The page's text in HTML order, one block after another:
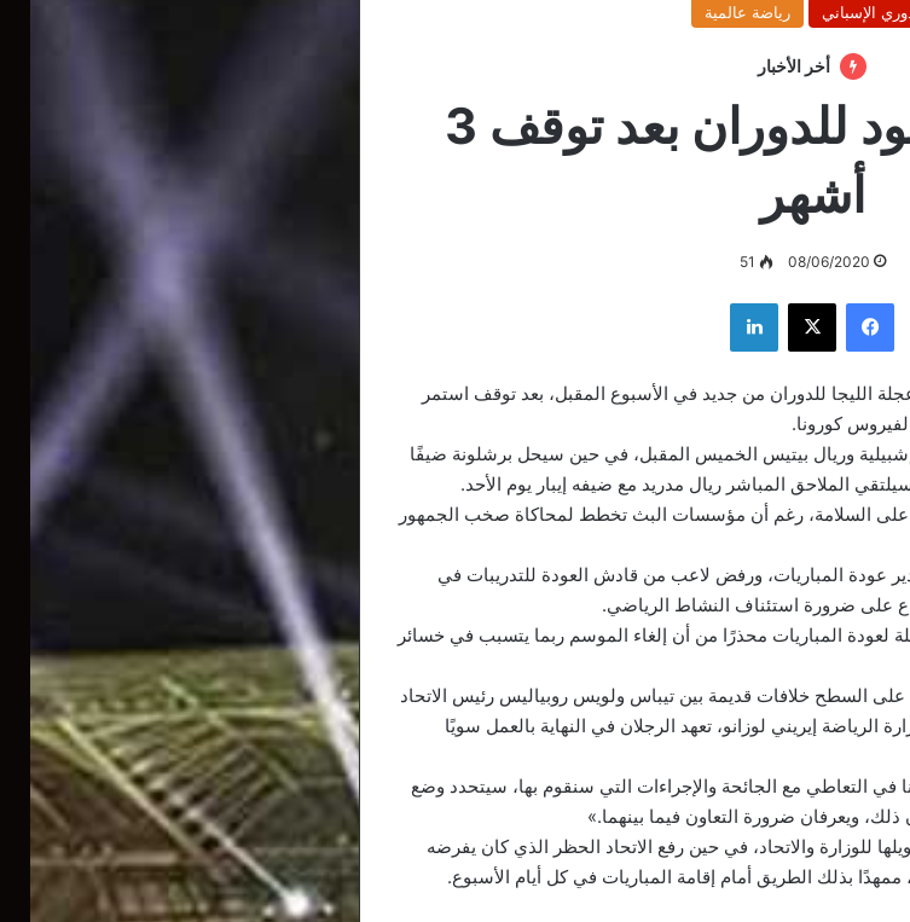
الإسباني رياضة عالمية
أخر الأخبار
عجلة الليجا تعود للدوران بعد توقف 3
أشهر
08/06/2020
51
فيسبوك ‫X لينكدإن
الليجا للدوران من جديد في الأسبوع المقبل، بعد توقف استمر
وريال بيتيس الخميس المقبل، في حين سيحل برشلونة ضيفًا
الملاحق المباشر ريال مدريد مع ضيفه إيبار يوم الأحد.
على السلامة، رغم أن مؤسسات البث تخطط لمحاكاة صخب الجمهور
عودة المباريات، ورفض لاعب من قادش العودة للتدريبات في
على ضرورة استئناف النشاط الرياضي.
لعودة المباريات محذرًا من أن إلغاء الموسم ربما يتسبب في خسائر
السطح خلافات قديمة بين تيباس ولويس روبياليس رئيس الاتحاد
الرياضة إيريني لوزانو، تعهد الرجلان في النهاية بالعمل سويًا
في التعاطي مع الجائحة والإجراءات التي سنقوم بها، سيتحدد وضع
ذلك، ويعرفان ضرورة التعاون فيما بينهما.»
للوزارة والاتحاد، في حين رفع الاتحاد الحظر الذي كان يفرضه
ممهدًا بذلك الطريق أمام إقامة المباريات في كل أيام الأسبوع.